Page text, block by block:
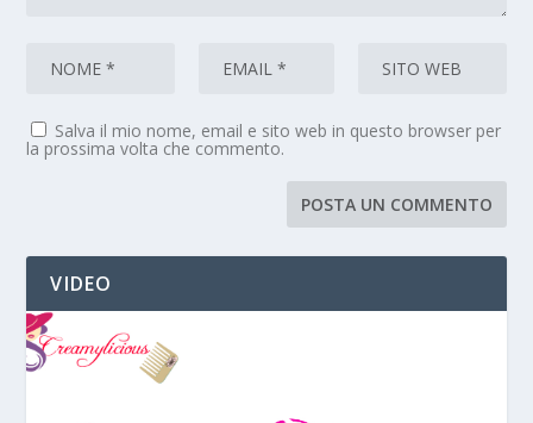
Salva il mio nome, email e sito web in questo browser per
la prossima volta che commento.
VIDEO